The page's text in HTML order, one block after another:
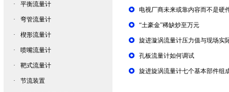
· 平衡流量计
· 弯管流量计
· 楔形流量计
· 喷嘴流量计
· 靶式流量计
· 节流装置
电视厂商未来或靠内容而不是硬
“土豪金”稀缺炒至万元
旋进漩涡流量计压力值与现场实
孔板流量计如何调试
旋进旋涡流量计七个基本部件组